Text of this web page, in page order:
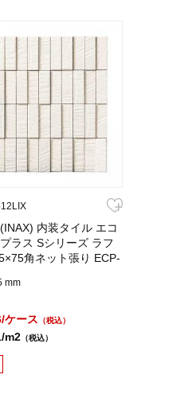
内装タイル エコ
ラス Sシリーズ ラフ
角ネット張り ECP-
mm
ケース （税込）
m2 （税込）